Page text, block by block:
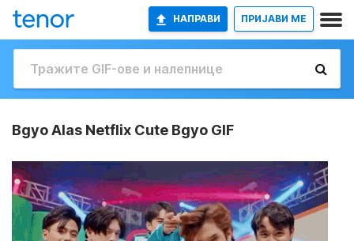
НАПРАВИ ПРИЈАВИ МЕ
Bgyo Alas Netflix Cute Bgyo GIF